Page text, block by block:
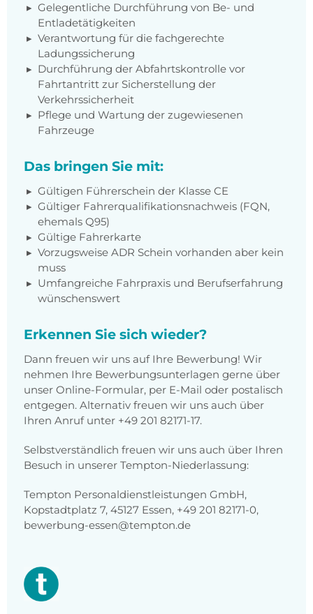
Gelegentliche Durchführung von Be- und
Entladetätigkeiten
Verantwortung für die fachgerechte
Ladungssicherung
Durchführung der Abfahrtskontrolle vor
Fahrtantritt zur Sicherstellung der
Verkehrssicherheit
Pflege und Wartung der zugewiesenen
Fahrzeuge
Das bringen Sie mit:
Gültigen Führerschein der Klasse CE
Gültiger Fahrerqualifikationsnachweis (FQN,
ehemals Q95)
Gültige Fahrerkarte
Vorzugsweise ADR Schein vorhanden aber kein
muss
Umfangreiche Fahrpraxis und Berufserfahrung
wünschenswert
Erkennen Sie sich wieder?
Dann freuen wir uns auf Ihre Bewerbung! Wir
nehmen Ihre Bewerbungsunterlagen gerne über
unser Online-Formular, per E-Mail oder postalisch
entgegen. Alternativ freuen wir uns auch über
Ihren Anruf unter +49 201 82171-17.
Selbstverständlich freuen wir uns auch über Ihren
Besuch in unserer Tempton-Niederlassung:
Tempton Personaldienstleistungen GmbH,
Kopstadtplatz 7, 45127 Essen, +49 201 82171-0,
bewerbung-essen@tempton.de